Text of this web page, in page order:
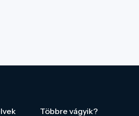
Többre vágyik?